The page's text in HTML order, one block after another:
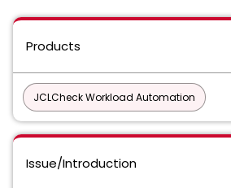
Products
JCLCheck Workload Automation
Issue/Introduction